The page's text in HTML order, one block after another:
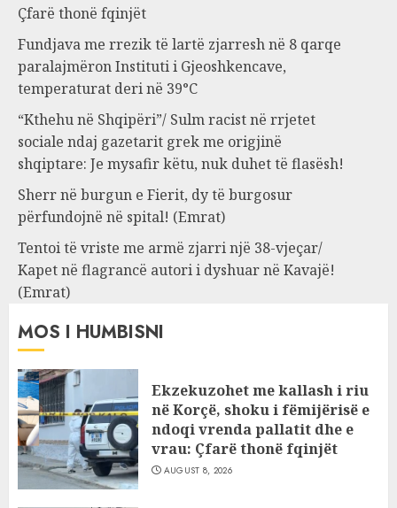
Çfarë thonë fqinjët
Fundjava me rrezik të lartë zjarresh në 8 qarqe
paralajmëron Instituti i Gjeoshkencave,
temperaturat deri në 39°C
“Kthehu në Shqipëri”/ Sulm racist në rrjetet
sociale ndaj gazetarit grek me origjinë
shqiptare: Je mysafir këtu, nuk duhet të flasësh!
Sherr në burgun e Fierit, dy të burgosur
përfundojnë në spital! (Emrat)
Tentoi të vriste me armë zjarri një 38-vjeçar/
Kapet në flagrancë autori i dyshuar në Kavajë!
(Emrat)
MOS I HUMBISNI
Ekzekuzohet me kallash i riu
në Korçë, shoku i fëmijërisë e
ndoqi vrenda pallatit dhe e
vrau: Çfarë thonë fqinjët
AUGUST 8, 2026